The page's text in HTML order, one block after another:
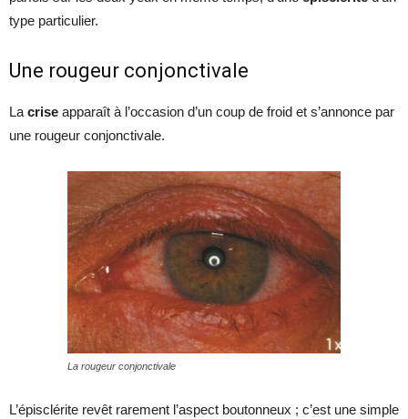
type particulier.
Une rougeur conjonctivale
La crise apparaît à l’occasion d’un coup de froid et s’annonce par
une rougeur conjonctivale.
La rougeur conjonctivale
L’épisclérite revêt rarement l’aspect boutonneux ; c’est une simple